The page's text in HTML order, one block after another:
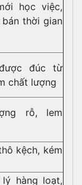
học việc,
thời gian
đúc từ
chất lượng
rỗ, lem
kệch, kém
hàng loạt,